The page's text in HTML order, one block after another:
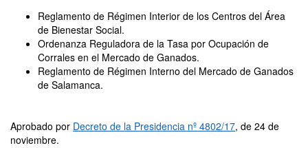
Reglamento de Régimen Interior de los Centros del Área
de Bienestar Social.
Ordenanza Reguladora de la Tasa por Ocupación de
Corrales en el Mercado de Ganados.
Reglamento de Régimen Interno del Mercado de Ganados
de Salamanca.
Aprobado por Decreto de la Presidencia nº 4802/17, de 24 de
noviembre.